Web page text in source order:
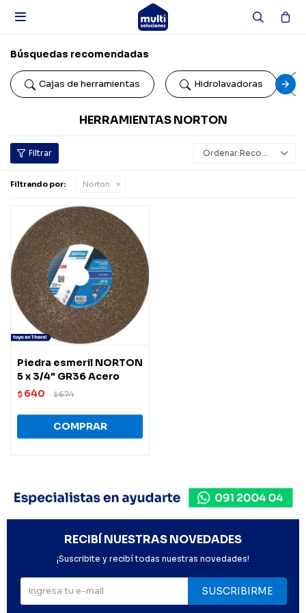

Búsquedas recomendadas
Cajas de herramientas Hidrolavadoras
HERRAMIENTAS NORTON
Recomendados
Filtrando por: Norton
Piedra esmeril NORTON
5 x 3/4" GR36 Acero
$ 640 $674
RECIBÍ NUESTRAS NOVEDADES
¡Suscribite y recibí todas nuestras novedades!
SUSCRIBIRME